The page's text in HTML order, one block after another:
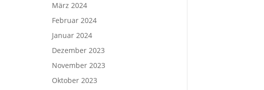
März 2024
Februar 2024
Januar 2024
Dezember 2023
November 2023
Oktober 2023